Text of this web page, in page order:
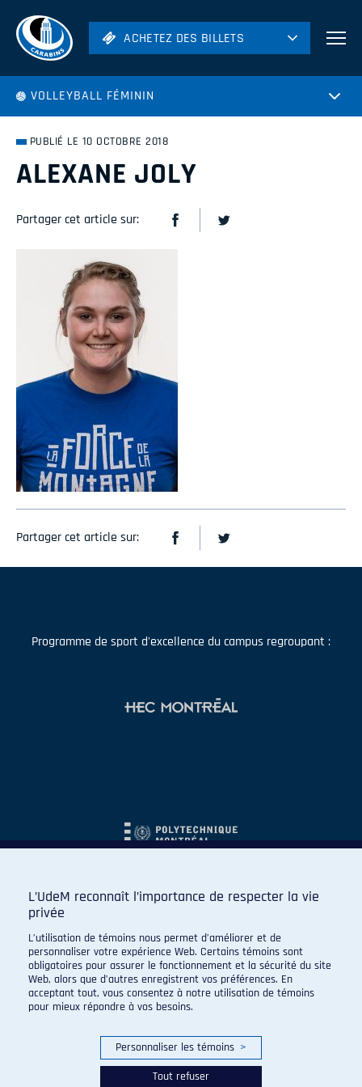
ACHETEZ DES BILLETS
Hockey
ACHETEZ DES BILLETS
VOLLEYBALL FÉMININ
PUBLIÉ LE 10 OCTOBRE 2018
ALEXANE JOLY
Partager cet article sur:
Partager cet article sur:
Programme de sport d'excellence du campus regroupant :
L’UdeM reconnaît l’importance de respecter la vie
privée
L’utilisation de témoins nous permet d’améliorer et de
personnaliser votre expérience Web. Certains témoins sont
obligatoires pour assurer le fonctionnement et la sécurité du site
Web, alors que d’autres enregistrent vos préférences. En
acceptant tout, vous consentez à notre utilisation de témoins
pour mieux répondre à vos besoins.
Personnaliser les témoins >
Tout refuser